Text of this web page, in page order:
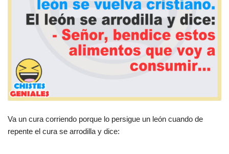
Va un cura corriendo porque lo persigue un león cuando de
repente el cura se arrodilla y dice: